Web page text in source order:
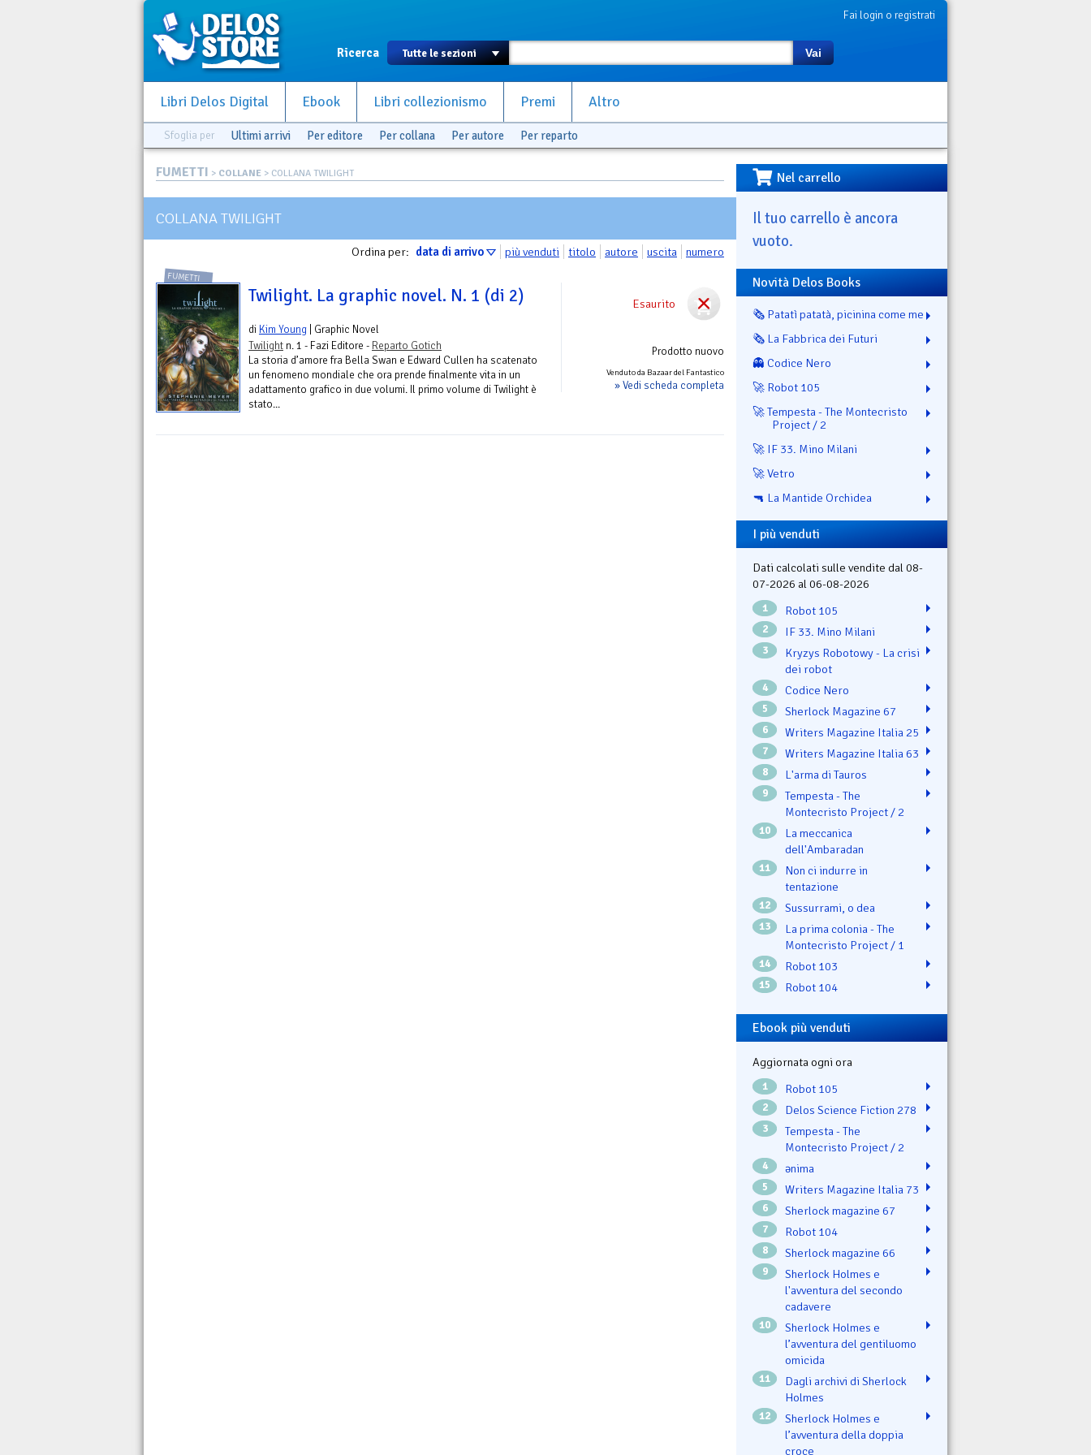
Fai login o registrati
Ricerca Vai
Libri Delos Digital Ebook Libri collezionismo Premi Altro
Sfoglia per Ultimi arrivi Per editore Per collana Per autore Per reparto
FUMETTI > COLLANE > COLLANA TWILIGHT
COLLANA TWILIGHT
Ordina per: data di arrivo più venduti titolo autore uscita numero
Esaurito
Prodotto nuovo
Venduto da Bazaar del Fantastico
» Vedi scheda completa
FUMETTI
Twilight. La graphic novel. N. 1 (di 2)
di Kim Young | Graphic Novel
Twilight n. 1 - Fazi Editore - Reparto Gotich
La storia d’amore fra Bella Swan e Edward Cullen ha scatenato
un fenomeno mondiale che ora prende finalmente vita in un
adattamento grafico in due volumi. Il primo volume di Twilight è
stato...
Nel carrello
Il tuo carrello è ancora
vuoto.
Novità Delos Books
🗞️ Patatì patatà, picinina come me
🗞️ La Fabbrica dei Futuri
👻 Codice Nero
🚀 Robot 105
🚀 Tempesta - The Montecristo
Project / 2
🚀 IF 33. Mino Milani
🚀 Vetro
🔫 La Mantide Orchidea
I più venduti
Dati calcolati sulle vendite dal 08-
07-2026 al 06-08-2026
1 Robot 105
2 IF 33. Mino Milani
3
Kryzys Robotowy - La crisi
dei robot
4 Codice Nero
5 Sherlock Magazine 67
6 Writers Magazine Italia 25
7 Writers Magazine Italia 63
8 L'arma di Tauros
9
Tempesta - The
Montecristo Project / 2
10
La meccanica
dell'Ambaradan
11
Non ci indurre in
tentazione
12 Sussurrami, o dea
13
La prima colonia - The
Montecristo Project / 1
14 Robot 103
15 Robot 104
Ebook più venduti
Aggiornata ogni ora
1 Robot 105
2 Delos Science Fiction 278
3
Tempesta - The
Montecristo Project / 2
4 ənima
5 Writers Magazine Italia 73
6 Sherlock magazine 67
7 Robot 104
8 Sherlock magazine 66
9
Sherlock Holmes e
l'avventura del secondo
cadavere
10
Sherlock Holmes e
l’avventura del gentiluomo
omicida
11
Dagli archivi di Sherlock
Holmes
12
Sherlock Holmes e
l’avventura della doppia
croce